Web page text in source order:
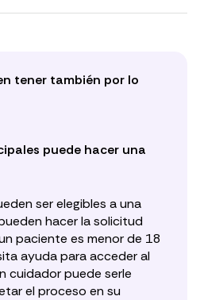
tener también por lo
puede hacer una
ser elegibles a una
hacer la solicitud
paciente es menor de 18
ayuda para acceder al
cuidador puede serle
el proceso en su